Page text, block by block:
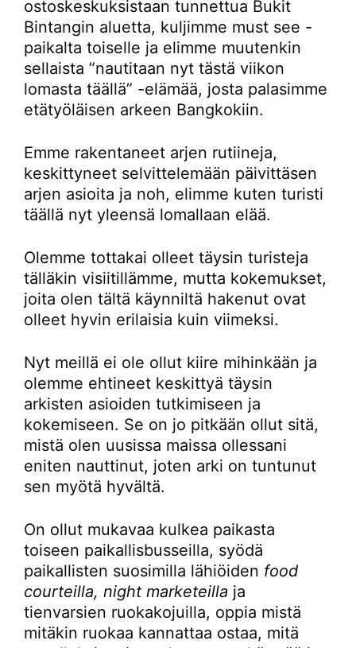
ostoskeskuksistaan tunnettua Bukit
Bintangin aluetta, kuljimme must see -
paikalta toiselle ja elimme muutenkin
sellaista ”nautitaan nyt tästä viikon
lomasta täällä” -elämää, josta palasimme
etätyöläisen arkeen Bangkokiin.
Emme rakentaneet arjen rutiineja,
keskittyneet selvittelemään päivittäsen
arjen asioita ja noh, elimme kuten turisti
täällä nyt yleensä lomallaan elää.
Olemme tottakai olleet täysin turisteja
tälläkin visiitillämme, mutta kokemukset,
joita olen tältä käynniltä hakenut ovat
olleet hyvin erilaisia kuin viimeksi.
Nyt meillä ei ole ollut kiire mihinkään ja
olemme ehtineet keskittyä täysin
arkisten asioiden tutkimiseen ja
kokemiseen. Se on jo pitkään ollut sitä,
mistä olen uusissa maissa ollessani
eniten nauttinut, joten arki on tuntunut
sen myötä hyvältä.
On ollut mukavaa kulkea paikasta
toiseen paikallisbusseilla, syödä
paikallisten suosimilla lähiöiden food
courteilla, night marketeilla ja
tienvarsien ruokakojuilla, oppia mistä
mitäkin ruokaa kannattaa ostaa, mitä